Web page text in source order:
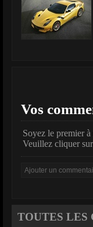
Vos
Soyez le premier
Veuillez cliquer
TOUTES LES